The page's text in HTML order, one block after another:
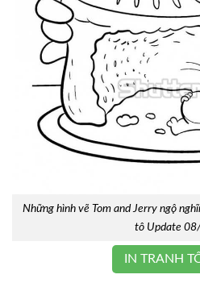
Những hình vẽ Tom and Jerry ngộ
tô Update
IN TRANH